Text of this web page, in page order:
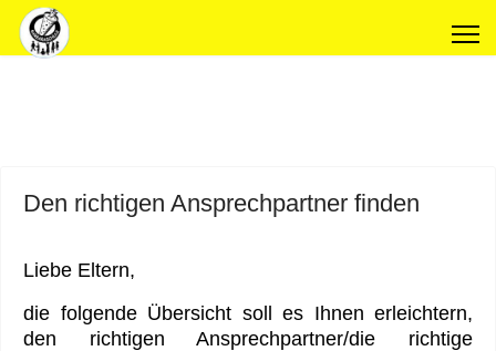
Den richtigen Ansprechpartner finden
Liebe Eltern,
die folgende Übersicht soll es Ihnen erleichtern,
den richtigen Ansprechpartner/die richtige